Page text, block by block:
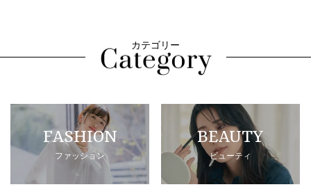
カテゴリー
FASHION
ファッション
BEAUTY
ビューティ